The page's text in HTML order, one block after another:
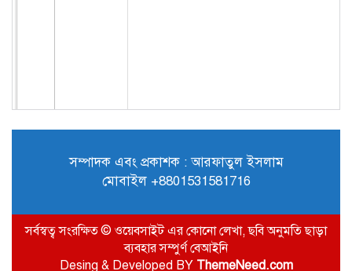
সম্পাদক এবং প্রকাশক : আরফাতুল ইসলাম
মোবাইল +8801531581716
সর্বস্বত্ব সংরক্ষিত © ওয়েবসাইট এর কোনো লেখা, ছবি অনুমতি ছাড়া
ব্যবহার সম্পুর্ণ বেআইনি
Desing & Developed BY ThemeNeed.com